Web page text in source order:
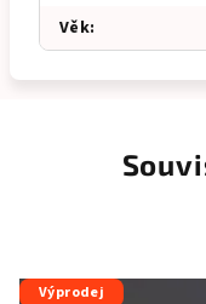
Věk:
Výprodej